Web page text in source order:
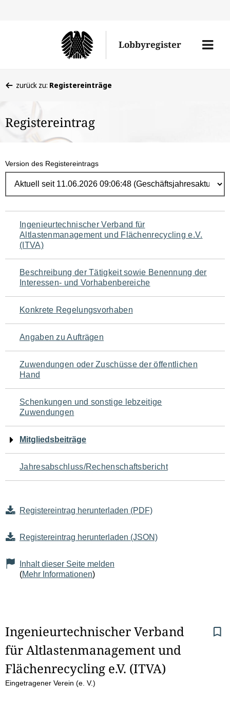
Lobbyregister
Menü
befinden
hier:
zurück zu: Registereinträge
Registereintrag
Version des Registereintrags
Navigation
für
den
Seiteninhalt
Ingenieurtechnischer Verband für
Altlastenmanagement und Flächenrecycling e.V.
(ITVA)
Beschreibung der Tätigkeit sowie Benennung der
Interessen- und Vorhabenbereiche
Konkrete Regelungsvorhaben
Angaben zu Aufträgen
Zuwendungen oder Zuschüsse der öffentlichen
Hand
Schenkungen und sonstige lebzeitige
Zuwendungen
Mitgliedsbeiträge
Jahresabschluss/Rechenschaftsbericht
Registereintrag herunterladen (PDF)
Registereintrag herunterladen (JSON)
Inhalt dieser Seite melden
(Mehr Informationen)
S
e
i
Ingenieurtechnischer Verband
für Altlastenmanagement und
Flächenrecycling e.V. (ITVA)
Eingetragener Verein (e. V.)